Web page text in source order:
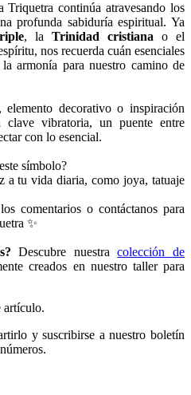
continúa atravesando los
profunda sabiduría espiritual. Ya
, la Trinidad cristiana o el
nos recuerda cuán esenciales
armonía para nuestro camino de
decorativo o inspiración
vibratoria, un puente entre
con lo esencial.
símbolo?
a tu vida diaria, como joya, tatuaje
comentarios o contáctanos para
✨
Descubre nuestracolección de
creados en nuestro taller para
artículo.
y suscribirse a nuestro boletín